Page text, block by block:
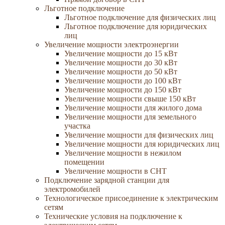
Льготное подключение
Льготное подключение для физических лиц
Льготное подключение для юридических
лиц
Увеличение мощности электроэнергии
Увеличение мощности до 15 кВт
Увеличение мощности до 30 кВт
Увеличение мощности до 50 кВт
Увеличение мощности до 100 кВт
Увеличение мощности до 150 кВт
Увеличение мощности свыше 150 кВт
Увеличение мощности для жилого дома
Увеличение мощности для земельного
участка
Увеличение мощности для физических лиц
Увеличение мощности для юридических лиц
Увеличение мощности в нежилом
помещении
Увеличение мощности в СНТ
Подключение зарядной станции для
электромобилей
Технологическое присоединение к электрическим
сетям
Технические условия на подключение к